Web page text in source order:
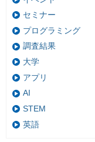
セミナー
プログラミング
調査結果
大学
アプリ
AI
STEM
英語